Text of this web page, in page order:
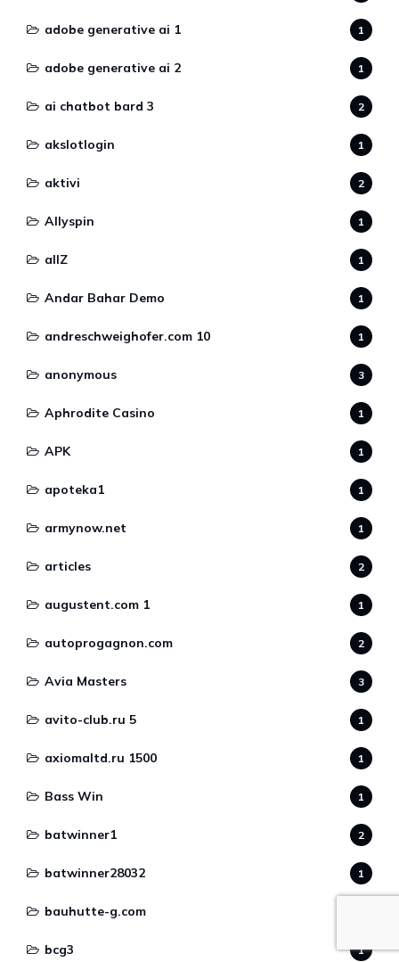
adobe generative ai 1 1
adobe generative ai 2 1
ai chatbot bard 3 2
akslotlogin 1
aktivi 2
Allyspin 1
allZ 1
Andar Bahar Demo 1
andreschweighofer.com 10 1
anonymous 3
Aphrodite Casino 1
APK 1
apoteka1 1
armynow.net 1
articles 2
augustent.com 1 1
autoprogagnon.com 2
Avia Masters 3
avito-club.ru 5 1
axiomaltd.ru 1500 1
Bass Win 1
batwinner1 2
batwinner28032 1
bauhutte-g.com
bcg3 1